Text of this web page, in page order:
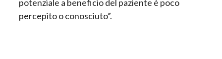
potenziale a beneficio del paziente è poco
percepito o conosciuto”.